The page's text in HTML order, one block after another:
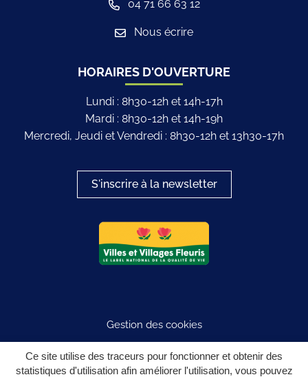
Ce site utilise des traceurs pour fonctionner et obtenir des
statistiques d'utilisation afin améliorer l'utilisation, vous pouvez
04 71 66 63 12
Nous écrire
HORAIRES D'OUVERTURE
Lundi : 8h30-12h et 14h-17h
Mardi : 8h30-12h et 14h-19h
Mercredi, Jeudi et Vendredi : 8h30-12h et 13h30-17h
S'inscrire à la newsletter
Logo du label
Gestion des cookies
Plan du site
Mentions légales